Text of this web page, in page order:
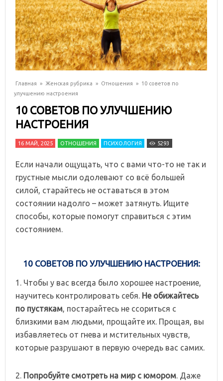
Главная » Женская рубрика » Отношения » 10 советов по
улучшению настроения
10 СОВЕТОВ ПО УЛУЧШЕНИЮ
НАСТРОЕНИЯ
16 МАЙ, 2025 ОТНОШЕНИЯ ПСИХОЛОГИЯ 5293
Если начали ощущать, что с вами что-то не так и
грустные мысли одолевают со всё большей
силой, старайтесь не оставаться в этом
состоянии надолго – может затянуть. Ищите
способы, которые помогут справиться с этим
состоянием.
10 СОВЕТОВ ПО УЛУЧШЕНИЮ НАСТРОЕНИЯ:
1. Чтобы у вас всегда было хорошее настроение,
научитесь контролировать себя. Не обижайтесь
по пустякам, постарайтесь не ссориться с
близкими вам людьми, прощайте их. Прощая, вы
избавляетесь от гнева и мстительных чувств,
которые разрушают в первую очередь вас самих.
2. Попробуйте смотреть на мир с юмором. Даже